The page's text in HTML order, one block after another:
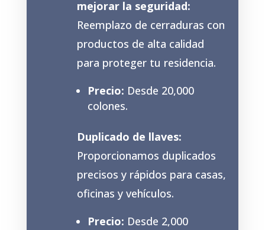
mejorar la seguridad:
Reemplazo de cerraduras con
productos de alta calidad
para proteger tu residencia.
Precio: Desde 20,000
colones.
Duplicado de llaves:
Proporcionamos duplicados
precisos y rápidos para casas,
oficinas y vehículos.
Precio: Desde 2,000